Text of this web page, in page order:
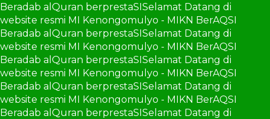
Beradab alQuran berprestaSISelamat Datang di
website resmi MI Kenongomulyo - MIKN BerAQSI
Beradab alQuran berprestaSISelamat Datang di
website resmi MI Kenongomulyo - MIKN BerAQSI
Beradab alQuran berprestaSISelamat Datang di
website resmi MI Kenongomulyo - MIKN BerAQSI
Beradab alQuran berprestaSISelamat Datang di
website resmi MI Kenongomulyo - MIKN BerAQSI
Beradab alQuran berprestaSISelamat Datang di